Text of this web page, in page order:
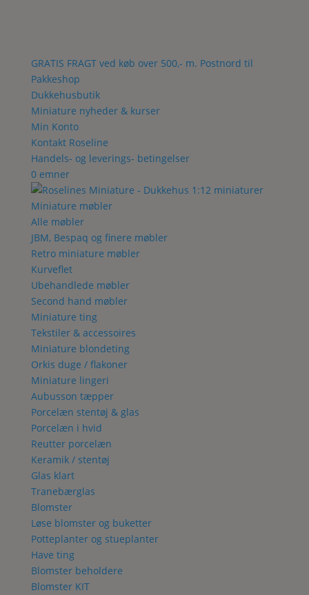
GRATIS FRAGT ved køb over 500,- m. Postnord til
Pakkeshop
Dukkehusbutik
Miniature nyheder & kurser
Min Konto
Kontakt Roseline
Handels- og leverings- betingelser
0 emner
Miniature møbler
Alle møbler
JBM, Bespaq og finere møbler
Retro miniature møbler
Kurveflet
Ubehandlede møbler
Second hand møbler
Miniature ting
Tekstiler & accessoires
Miniature blondeting
Orkis duge / flakoner
Miniature lingeri
Aubusson tæpper
Porcelæn stentøj & glas
Porcelæn i hvid
Reutter porcelæn
Keramik / stentøj
Glas klart
Tranebærglas
Blomster
Løse blomster og buketter
Potteplanter og stueplanter
Have ting
Blomster beholdere
Blomster KIT